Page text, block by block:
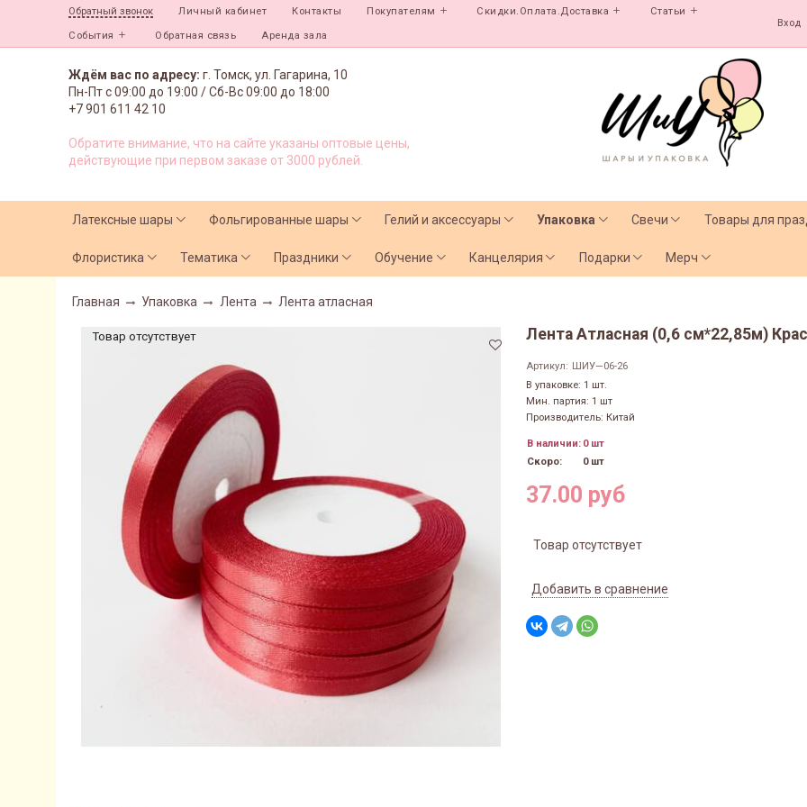
Обратный звонок Личный кабинет Контакты Покупателям Скидки.Оплата.Доставка Статьи
События Обратная связь Аренда зала
Вход
Ждём вас по адресу: г. Томск, ул. Гагарина, 10
Пн-Пт с09:00 до 19:00 /Сб-Вс 09:00 до 18:00
+7 901 611 42 10
Обратите внимание, что на сайте указаны оптовые цены,
действующие при первом заказе от 3000 рублей.
Латексные шары Фольгированные шары Гелий и аксессуары Упаковка Свечи Товары для
Флористика Тематика Праздники Обучение Канцелярия Подарки Мерч
Главная Упаковка Лента Лента атласная
Товар отсутствует Лента Атласная (0,6 см*22,85м)
Артикул: ШИУ—06-26
В упаковке: 1 шт.
Мин. партия: 1 шт
Производитель: Китай
В наличии: 0 шт
Скоро:
0 шт
37.00 руб
Товар отсутствует
Добавить в сравнение